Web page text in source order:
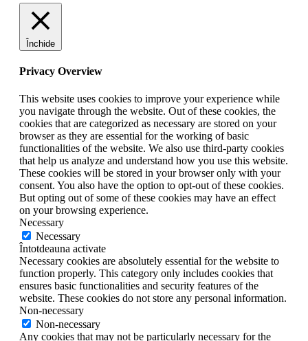
Închide
Privacy Overview
This website uses cookies to improve your experience while
you navigate through the website. Out of these cookies, the
cookies that are categorized as necessary are stored on your
browser as they are essential for the working of basic
functionalities of the website. We also use third-party cookies
that help us analyze and understand how you use this website.
These cookies will be stored in your browser only with your
consent. You also have the option to opt-out of these cookies.
But opting out of some of these cookies may have an effect
on your browsing experience.
Necessary
Necessary
Întotdeauna activate
Necessary cookies are absolutely essential for the website to
function properly. This category only includes cookies that
ensures basic functionalities and security features of the
website. These cookies do not store any personal information.
Non-necessary
Non-necessary
Any cookies that may not be particularly necessary for the